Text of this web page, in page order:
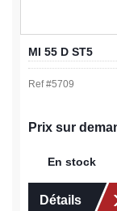
MI 55 D ST5
Ref #5709
Prix sur
En stock
Détails